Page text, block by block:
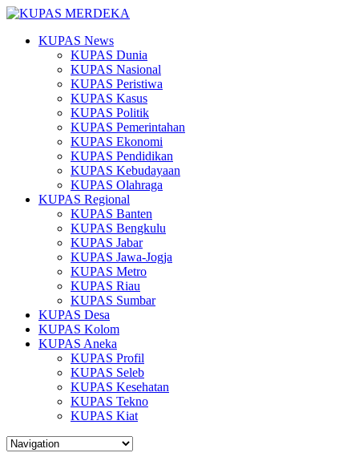
KUPAS News
KUPAS Dunia
KUPAS Nasional
KUPAS Peristiwa
KUPAS Kasus
KUPAS Politik
KUPAS Pemerintahan
KUPAS Ekonomi
KUPAS Pendidikan
KUPAS Kebudayaan
KUPAS Olahraga
KUPAS Regional
KUPAS Banten
KUPAS Bengkulu
KUPAS Jabar
KUPAS Jawa-Jogja
KUPAS Metro
KUPAS Riau
KUPAS Sumbar
KUPAS Desa
KUPAS Kolom
KUPAS Aneka
KUPAS Profil
KUPAS Seleb
KUPAS Kesehatan
KUPAS Tekno
KUPAS Kiat